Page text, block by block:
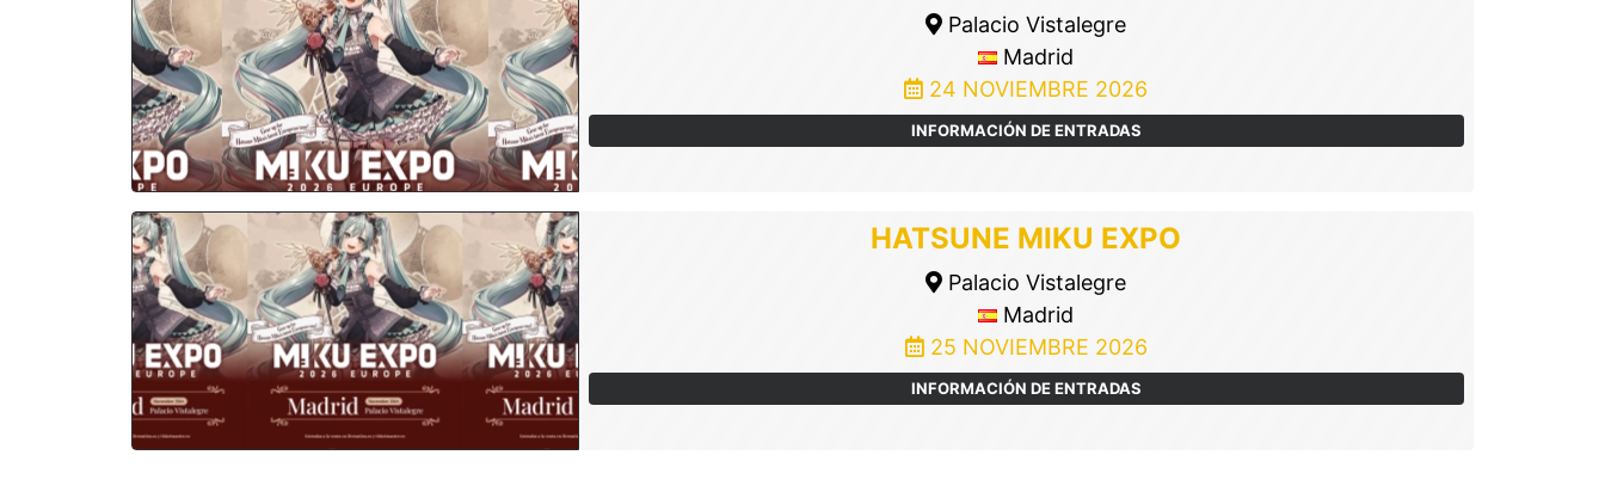
Palacio Vistalegre
Madrid
24 NOVIEMBRE 2026
INFORMACIÓN DE ENTRADAS
HATSUNE MIKU EXPO
Palacio Vistalegre
Madrid
25 NOVIEMBRE 2026
INFORMACIÓN DE ENTRADAS